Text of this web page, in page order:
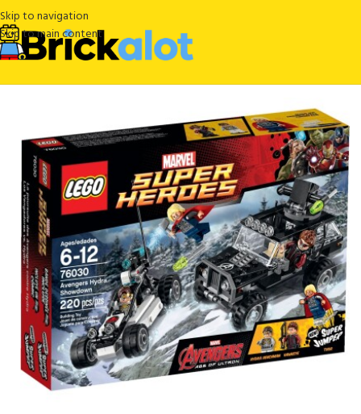
Skip to navigation
Skip to main content